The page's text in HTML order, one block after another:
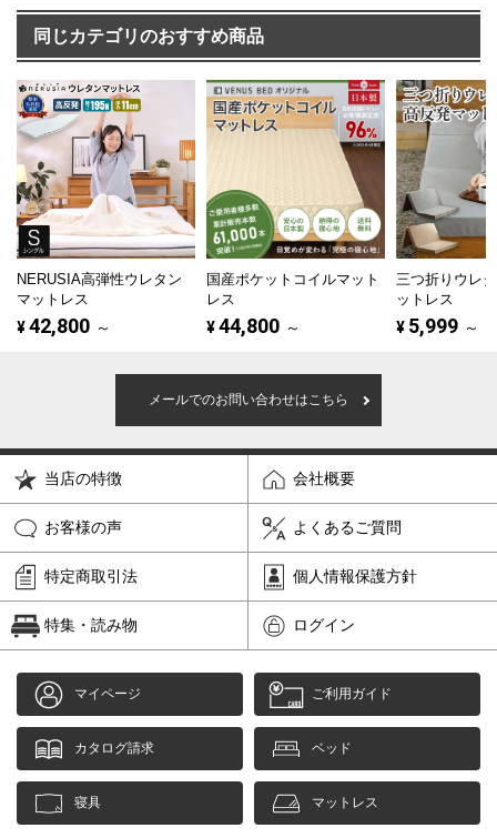
同じカテゴリのおすすめ商品
NERUSIA高弾性ウレタン
マットレス
¥42,800 ～
国産ポケットコイルマット
レス
¥44,800 ～
三つ折りウレ
ットレス
¥ 5,999 ～
メールでのお問い合わせはこちら
当店の特徴 会社概要
お客様の声 よくあるご質問
特定商取引法 個人情報保護方針
特集・読み物 ログイン
マイページ ご利用ガイド
カタログ請求 ベッド
寝具 マットレス